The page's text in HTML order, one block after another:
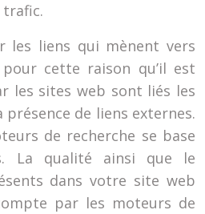
trafic.
les liens qui mènent vers
pour cette raison qu’il est
les sites web sont liés les
de liens externes.
de recherche se base
La qualité ainsi que le
dans votre site web
par les moteurs de